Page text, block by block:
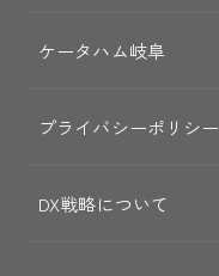
ケータハム岐阜
プライバシーポリシー
DX戦略について